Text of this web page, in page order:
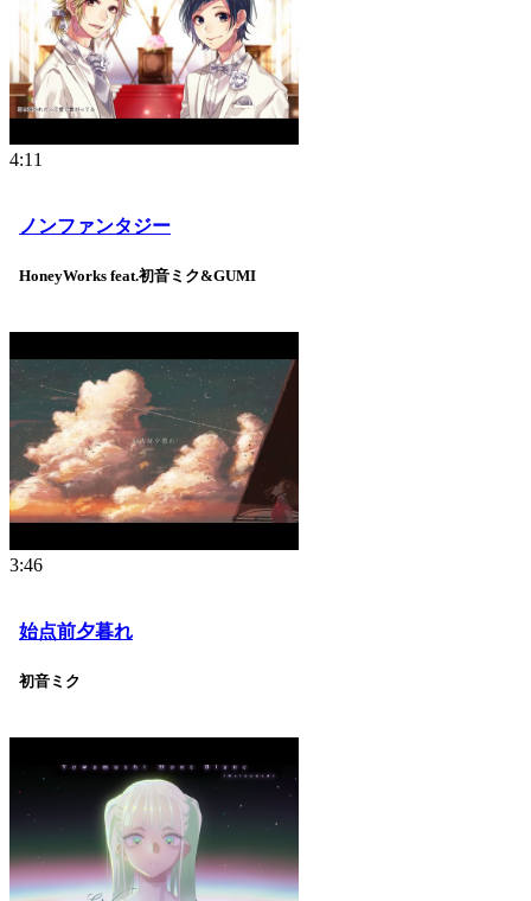
4:11
ノンファンタジー
HoneyWorks feat.初音ミク&GUMI
3:46
始点前夕暮れ
初音ミク